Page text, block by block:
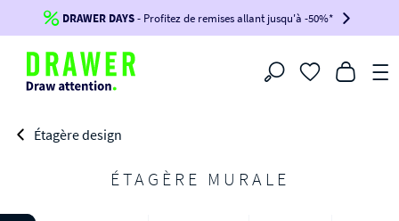
Jusqu'à-100€*sur votre commande !
BIKINI100
-voir conditions en bas de page-
DRAWER DAYS- Profitez de remises allant jusqu'à -50%*
Filtrer
Étagère design
ÉTAGÈRE MURALE